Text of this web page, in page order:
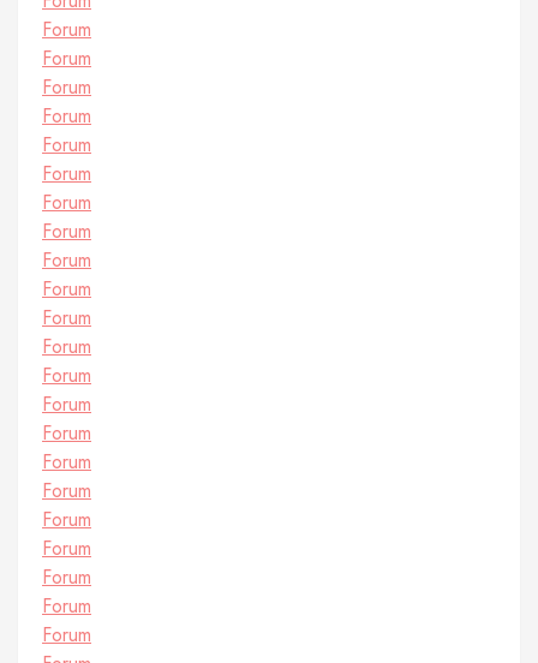
Forum
Forum
Forum
Forum
Forum
Forum
Forum
Forum
Forum
Forum
Forum
Forum
Forum
Forum
Forum
Forum
Forum
Forum
Forum
Forum
Forum
Forum